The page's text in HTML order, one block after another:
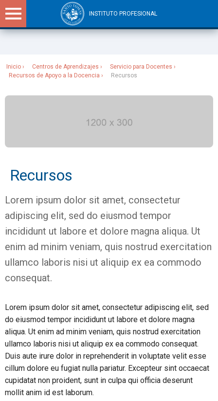
INSTITUTO PROFESIONAL
Inicio Centros de Aprendizajes
Servicio para Docentes
Recursos de Apoyo a la Docencia
Recursos
Recursos
Lorem ipsum dolor sit amet, consectetur
adipiscing elit, sed do eiusmod tempor
incididunt ut labore et dolore magna aliqua. Ut
enim ad minim veniam, quis nostrud exercitation
ullamco laboris nisi ut aliquip ex ea commodo
consequat.
Lorem ipsum dolor sit amet, consectetur adipiscing elit, sed
do eiusmod tempor incididunt ut labore et dolore magna
aliqua. Ut enim ad minim veniam, quis nostrud exercitation
ullamco laboris nisi ut aliquip ex ea commodo consequat.
Duis aute irure dolor in reprehenderit in voluptate velit esse
cillum dolore eu fugiat nulla pariatur. Excepteur sint occaecat
cupidatat non proident, sunt in culpa qui officia deserunt
mollit anim id est laborum.